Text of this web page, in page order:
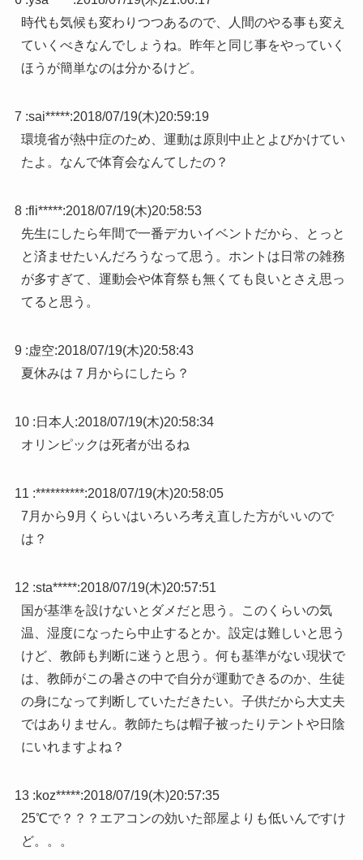
時代も気候も変わりつつあるので、人間のやる事も変え
ていくべきなんでしょうね。昨年と同じ事をやっていく
ほうが簡単なのは分かるけど。
7 :sai*****:2018/07/19(木)20:59:19
環境省が熱中症のため、運動は原則中止とよびかけてい
たよ。なんで体育会なんてしたの？
8 :fli*****:2018/07/19(木)20:58:53
先生にしたら年間で一番デカいイベントだから、とっと
と済ませたいんだろうなって思う。ホントは日常の雑務
が多すぎて、運動会や体育祭も無くても良いとさえ思っ
てると思う。
9 :虚空:2018/07/19(木)20:58:43
夏休みは７月からにしたら？
10 : 日本人 :2018/07/19(木)20:58:34
オリンピックは死者が出るね
11 :**********:2018/07/19(木)20:58:05
7月から9月くらいはいろいろ考え直した方がいいので
は？
12 :sta*****:2018/07/19(木)20:57:51
国が基準を設けないとダメだと思う。このくらいの気
温、湿度になったら中止するとか。設定は難しいと思う
けど、教師も判断に迷うと思う。何も基準がない現状で
は、教師がこの暑さの中で自分が運動できるのか、生徒
の身になって判断していただきたい。子供だから大丈夫
ではありません。教師たちは帽子被ったりテントや日陰
にいれますよね？
13 :koz*****:2018/07/19(木)20:57:35
25℃で？？？エアコンの効いた部屋よりも低いんですけ
ど。。。